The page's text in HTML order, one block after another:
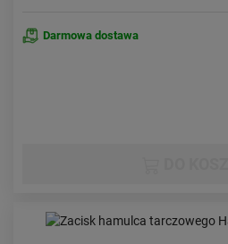
Darmowa dostawa